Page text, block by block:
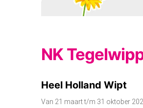
NK
Heel Holland Wipt
Van 21 maart t/m 31 oktober